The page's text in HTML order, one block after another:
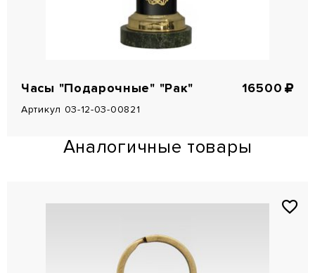
Часы "Подарочные" "Рак"
Артикул 03-12-03-00821
16500
Аналогичные товары